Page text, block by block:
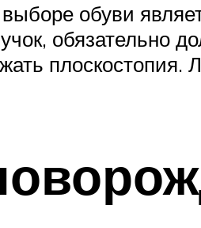
обуви
обязательно